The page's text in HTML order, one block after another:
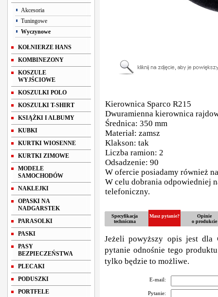
Akcesoria
Tuningowe
Wyczynowe
KOŁNIERZE HANS
KOMBINEZONY
KOSZULE
WYJŚCIOWE
KOSZULKI POLO
KOSZULKI T-SHIRT
KSIĄŻKI I ALBUMY
KUBKI
KURTKI WIOSENNE
KURTKI ZIMOWE
MODELE
SAMOCHODÓW
NAKLEJKI
OPASKI NA
NADGARSTEK
PARASOLKI
PASKI
PASY
BEZPIECZEŃSTWA
PLECAKI
PODUSZKI
PORTFELE
Kierownica Sparco R215
Dwuramienna kierownica
Średnica: 350 mm
Materiał: zamsz
Klakson: tak
Liczba ramion: 2
Odsadzenie: 90
W ofercie posiadamy również
W celu dobrania odpowiedniej
telefoniczny.
Specyfikacja
techniczna
Masz pytanie?
Opinie
o produkcie
Jeżeli powyższy opis jest dla
pytanie odnośnie tego
tylko będzie to możliwe.
E-mail:
Pytanie: